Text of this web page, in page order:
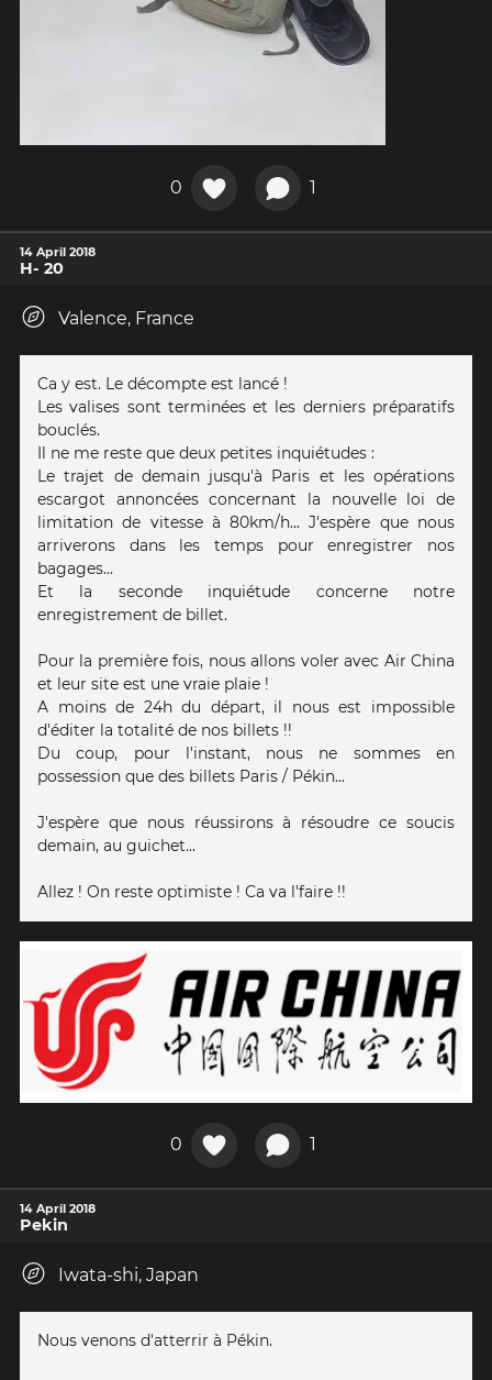
0 1
14 April 2018
H- 20
Valence, France
Ca y est. Le décompte est lancé !
Les valises sont terminées et les derniers préparatifs
bouclés.
Il ne me reste que deux petites inquiétudes :
Le trajet de demain jusqu'à Paris et les opérations
escargot annoncées concernant la nouvelle loi de
limitation de vitesse à 80km/h... J'espère que nous
arriverons dans les temps pour enregistrer nos
bagages...
Et la seconde inquiétude concerne notre
enregistrement de billet.
Pour la première fois, nous allons voler avec Air China
et leur site est une vraie plaie !
A moins de 24h du départ, il nous est impossible
d'éditer la totalité de nos billets !!
Du coup, pour l'instant, nous ne sommes en
possession que des billets Paris / Pékin...
J'espère que nous réussirons à résoudre ce soucis
demain, au guichet...
Allez ! On reste optimiste ! Ca va l'faire !!
0 1
14 April 2018
Pekin
Iwata-shi, Japan
Nous venons d'atterrir à Pékin.